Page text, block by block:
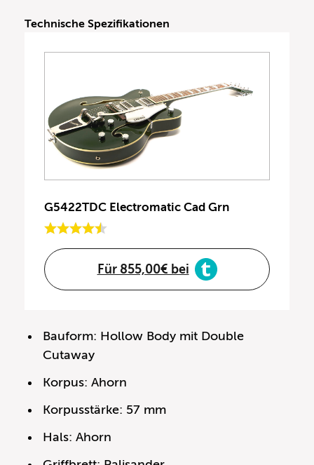
Technische Spezifikationen
G5422TDC Electromatic Cad Grn
Für 855,00€ bei
Bauform: Hollow Body mit Double
Cutaway
Korpus: Ahorn
Korpusstärke: 57 mm
Hals: Ahorn